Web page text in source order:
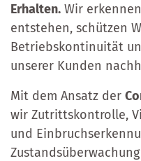
Erhalten. Wir
entstehen, schützen
Betriebskontinuität
unserer Kunden
Mit dem Ansatz der
wir Zutrittskontrolle,
und